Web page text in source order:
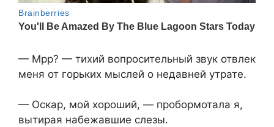
— Мрр? — тихий вопросительный звук отвлек
меня от горьких мыслей о недавней утрате.
— Оскар, мой хороший, — пробормотала я,
вытирая набежавшие слезы.